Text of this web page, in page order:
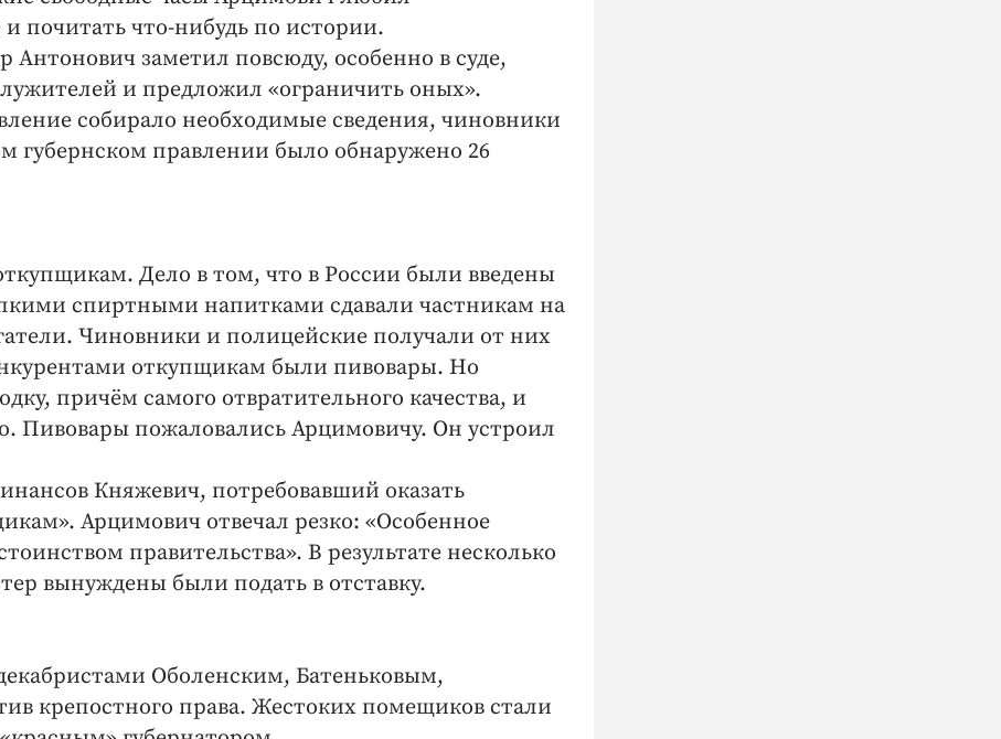
почитать что-нибудь по истории.
заметил повсюду, особенно в суде,
и предложил «ограничить оных».
собирало необходимые сведения, чиновники
губернском правлении было обнаружено 26
Дело в том, что в России были введены
спиртными напитками сдавали частникам на
Чиновники и полицейские получали от них
откупщикам были пивовары. Но
причём самого отвратительного качества, и
Пивовары пожаловались Арцимовичу. Он устроил
Княжевич, потребовавший оказать
Арцимович отвечал резко: «Особенное
правительства». В результате несколько
вынуждены были подать в отставку.
Оболенским, Батеньковым,
крепостного права. Жестоких помещиков стали